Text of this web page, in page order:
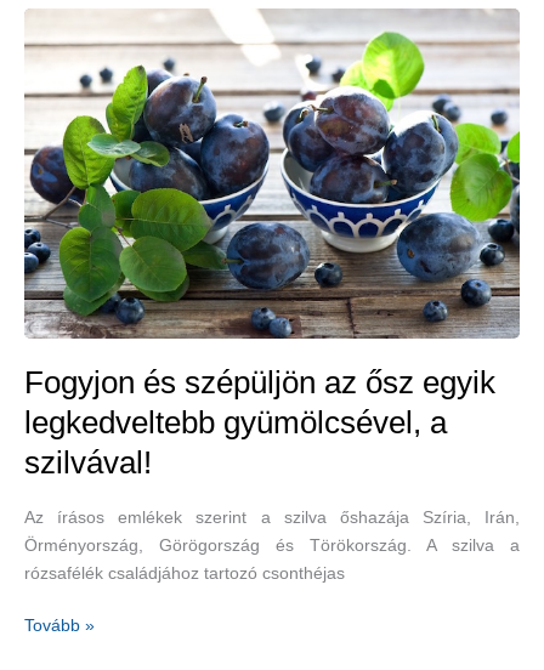
védelmet
nyújtanak
őszi
betegségekkel
szemben
Fogyjon és szépüljön az ősz egyik
legkedveltebb gyümölcsével, a
szilvával!
Az írásos emlékek szerint a szilva őshazája Szíria, Irán,
Örményország, Görögország és Törökország. A szilva a
rózsafélék családjához tartozó csonthéjas
Fogyjon
Tovább »